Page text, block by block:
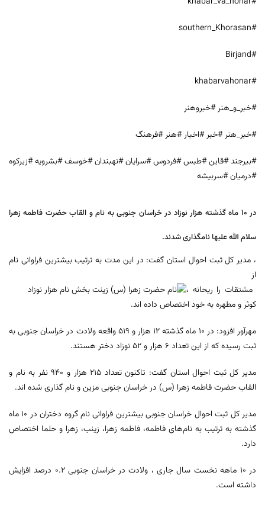
#southern_Khorasan
#Birjand
#khabarvahonar
#خبر_و_هنر #خبروهنر
#خبر_هنر #خبر #اخبار #هنر #فرهنگ
#بیرجند #قاین #طبس #فردوس #سرایان #نهبندان #خوسف #بشرویه #زیرکوه
#درمیان #سربیشه
در ۱۰ ماه گذشته هزار نوزاد در خراسان جنوبی به نام و القاب حضرت فاطمه زهرا
سلام الله علیها نامگذاری شدند.
، مدیر کل ثبت احوال استان گفت: در این مدت به ترتیب بیشترین فراوانی نام
از
مشتقات را ریحانه ،
کوثر و مطهره به خود اختصاص داده اند.
مهرآور افزود: در ۱۰ ماه گذشته ۱۲ هزار و ۵۱۹ واقعه ولادت در خراسان جنوبی به
ثبت رسیده که از این تعداد ۶ هزار و ۵۲ نوزاد دختر هستند.
مدیر کل ثبت احوال استان گفت: تاکنون تعداد ۲۱۵ هزار و ۹۴۰ نفر به نام و
القاب حضرت فاطمه زهرا (س) در خراسان جنوبی مزین و نام گذاری شده اند.
مدیر کل ثبت احوال خراسان جنوبی بیشترین فراوانی نام گروه دختران در ۱۰ ماه
گذشته به ترتیب به نام‌های فاطمه، فاطمه زهرا، زینب، زهرا و حلما اختصاص
دارد.
در ۱۰ ماهه نخست سال جاری ، ولادت در خراسان جنوبی ۰.۲ درصد افزایش
داشته است.